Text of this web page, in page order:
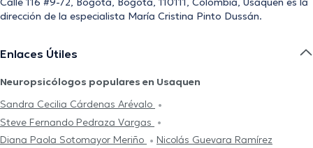
dirección de la especialista María Cristina Pinto Dussán.
Enlaces Útiles
Neuropsicólogos populares en Usaquen
Sandra Cecilia Cárdenas Arévalo
Steve Fernando Pedraza Vargas
Diana Paola Sotomayor Meriño
Nicolás Guevara Ramírez